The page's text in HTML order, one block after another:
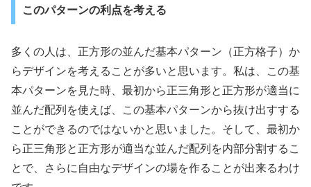
このパターンの利点を考える
多くの人は、正方形の並んだ基本パターン（正方格子）か
らデザインを考えることが多いと思います。私は、この基
本パターンを見た時、最初から正三角形と正方形が適当に
並んだ配列を使えば、この基本パターンから抜け出すする
ことができるのではないかと思いました。そして、最初か
ら正三角形と正方形が適当な並んだ配列を内部分割するこ
とで、さらに自由なデザインの場を作ることが出来るわけ